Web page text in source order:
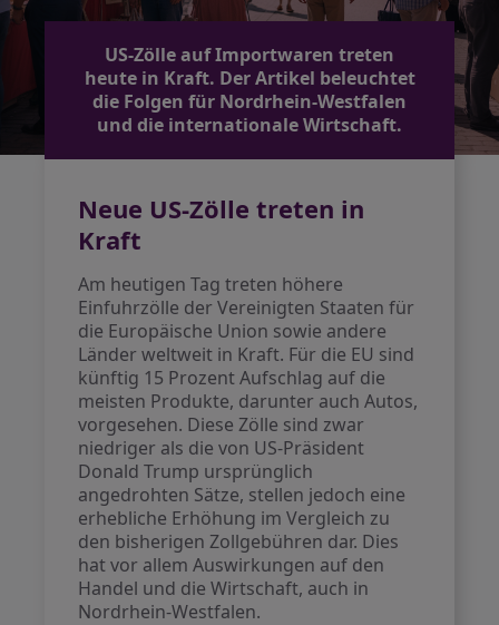
US-Zölle auf Importwaren treten
heute in Kraft. Der Artikel beleuchtet
die Folgen für Nordrhein-Westfalen
und die internationale Wirtschaft.
Neue US-Zölle treten in
Kraft
Am heutigen Tag treten höhere
Einfuhrzölle der Vereinigten Staaten für
die Europäische Union sowie andere
Länder weltweit in Kraft. Für die EU sind
künftig 15 Prozent Aufschlag auf die
meisten Produkte, darunter auch Autos,
vorgesehen. Diese Zölle sind zwar
niedriger als die von US-Präsident
Donald Trump ursprünglich
angedrohten Sätze, stellen jedoch eine
erhebliche Erhöhung im Vergleich zu
den bisherigen Zollgebühren dar. Dies
hat vor allem Auswirkungen auf den
Handel und die Wirtschaft, auch in
Nordrhein-Westfalen.